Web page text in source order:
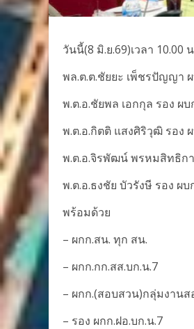
วันนี้(8 มิ.ย.69)เวลา 10.00
พล.ต.ต.ชัยยะ เพ็ชรปัญญา
พ.ต.อ.ชัยพล เอกกุล รอง ผบ
พ.ต.อ.กิตติ แสงศิริวุฒิ รอง
พ.ต.อ.จิรพัฒน์ พรหมสิทธิก
พ.ต.อ.ธงชัย บัวรังษี รอง ผบ
พร้อมด้วย
– ผกก.สน. ทุก สน.
– ผกก.กก.สส.บก.น.7
– ผกก.(สอบสวน)กลุ่มงาน
– รอง ผกก.ฝอ.บก.น.7